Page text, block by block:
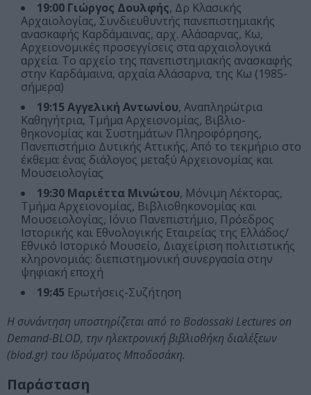
19:00 Γιώργος Δουλφής, Δρ Κλασικής
Αρχαιολογίας, Συνδιευθυντής πανεπιστημιακής
ανασκαφής Καρδάμαινας, αρχ. Αλάσαρνας, Κω,
Αρχειονομικές προσεγγίσεις στα αρχαιολογικά
αρχεία. Το αρχείο της πανεπιστημιακής ανασκαφής
στην Καρδάμαινα, αρχαία Αλάσαρνα, της Κω (1985-
σήμερα)
19:15 Αγγελική Αντωνίου, Αναπληρώτρια
Καθηγήτρια, Τμήμα Αρχειονομίας, Βιβλιο-
θηκονομίας και Συστημάτων Πληροφόρησης,
Πανεπιστήμιο Δυτικής Αττικής, Από το τεκμήριο στο
έκθεμα: ένας διάλογος μεταξύ Αρχειονομίας και
Μουσειολογίας
19:30 Μαριέττα Μινώτου, Μόνιμη Λέκτορας,
Τμήμα Αρχειονομίας, Βιβλιοθηκονομίας και
Μουσειολογίας, Ιόνιο Πανεπιστήμιο, Πρόεδρος
Ιστορικής και Εθνολογικής Εταιρείας της Ελλάδος/
Εθνικό Ιστορικό Μουσείο, Διαχείριση πολιτιστικής
κληρονομιάς: διεπιστημονική συνεργασία στην
ψηφιακή εποχή
19:45 Ερωτήσεις-Συζήτηση
Η συνάντηση υποστηρίζεται από το Bodossaki Lectures on
Demand-BLOD, την ηλεκτρονική βιβλιοθήκη διαλέξεων
(blod.gr) του Ιδρύματος Μποδοσάκη.
Παράσταση